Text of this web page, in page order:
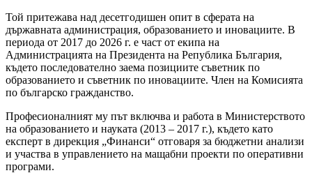
Той притежава над десетгодишен опит в сферата на
държавната администрация, образованието и иновациите. В
периода от 2017 до 2026 г. е част от екипа на
Администрацията на Президента на Република България,
където последователно заема позициите съветник по
образованието и съветник по иновациите. Член на Комисията
по българско гражданство.
Професионалният му път включва и работа в Министерството
на образованието и науката (2013 – 2017 г.), където като
експерт в дирекция „Финанси“ отговаря за бюджетни анализи
и участва в управлението на мащабни проекти по оперативни
програми.